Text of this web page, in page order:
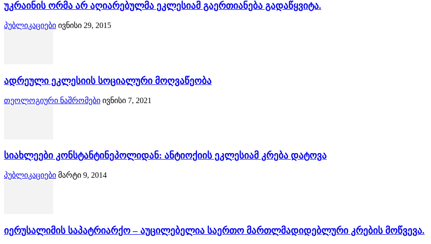
უკრაინის ორმა არ აღიარებულმა ეკლესიამ გაერთიანება გადაწყვიტა.
პუბლიკაციები ივნისი 29, 2015
ადრეული ეკლესიის სოციალური მოღვაწეობა
თეოლოგიური ნაშრომები ივნისი 7, 2021
სიახლეები კონსტანტინეპოლიდან: ანტიოქიის ეკლესიამ კრება დატოვა
პუბლიკაციები მარტი 9, 2014
იერუსალიმის საპატრიარქო – აუცილებელია საერთო მართლმადიდებლური კრების მოწვევა.